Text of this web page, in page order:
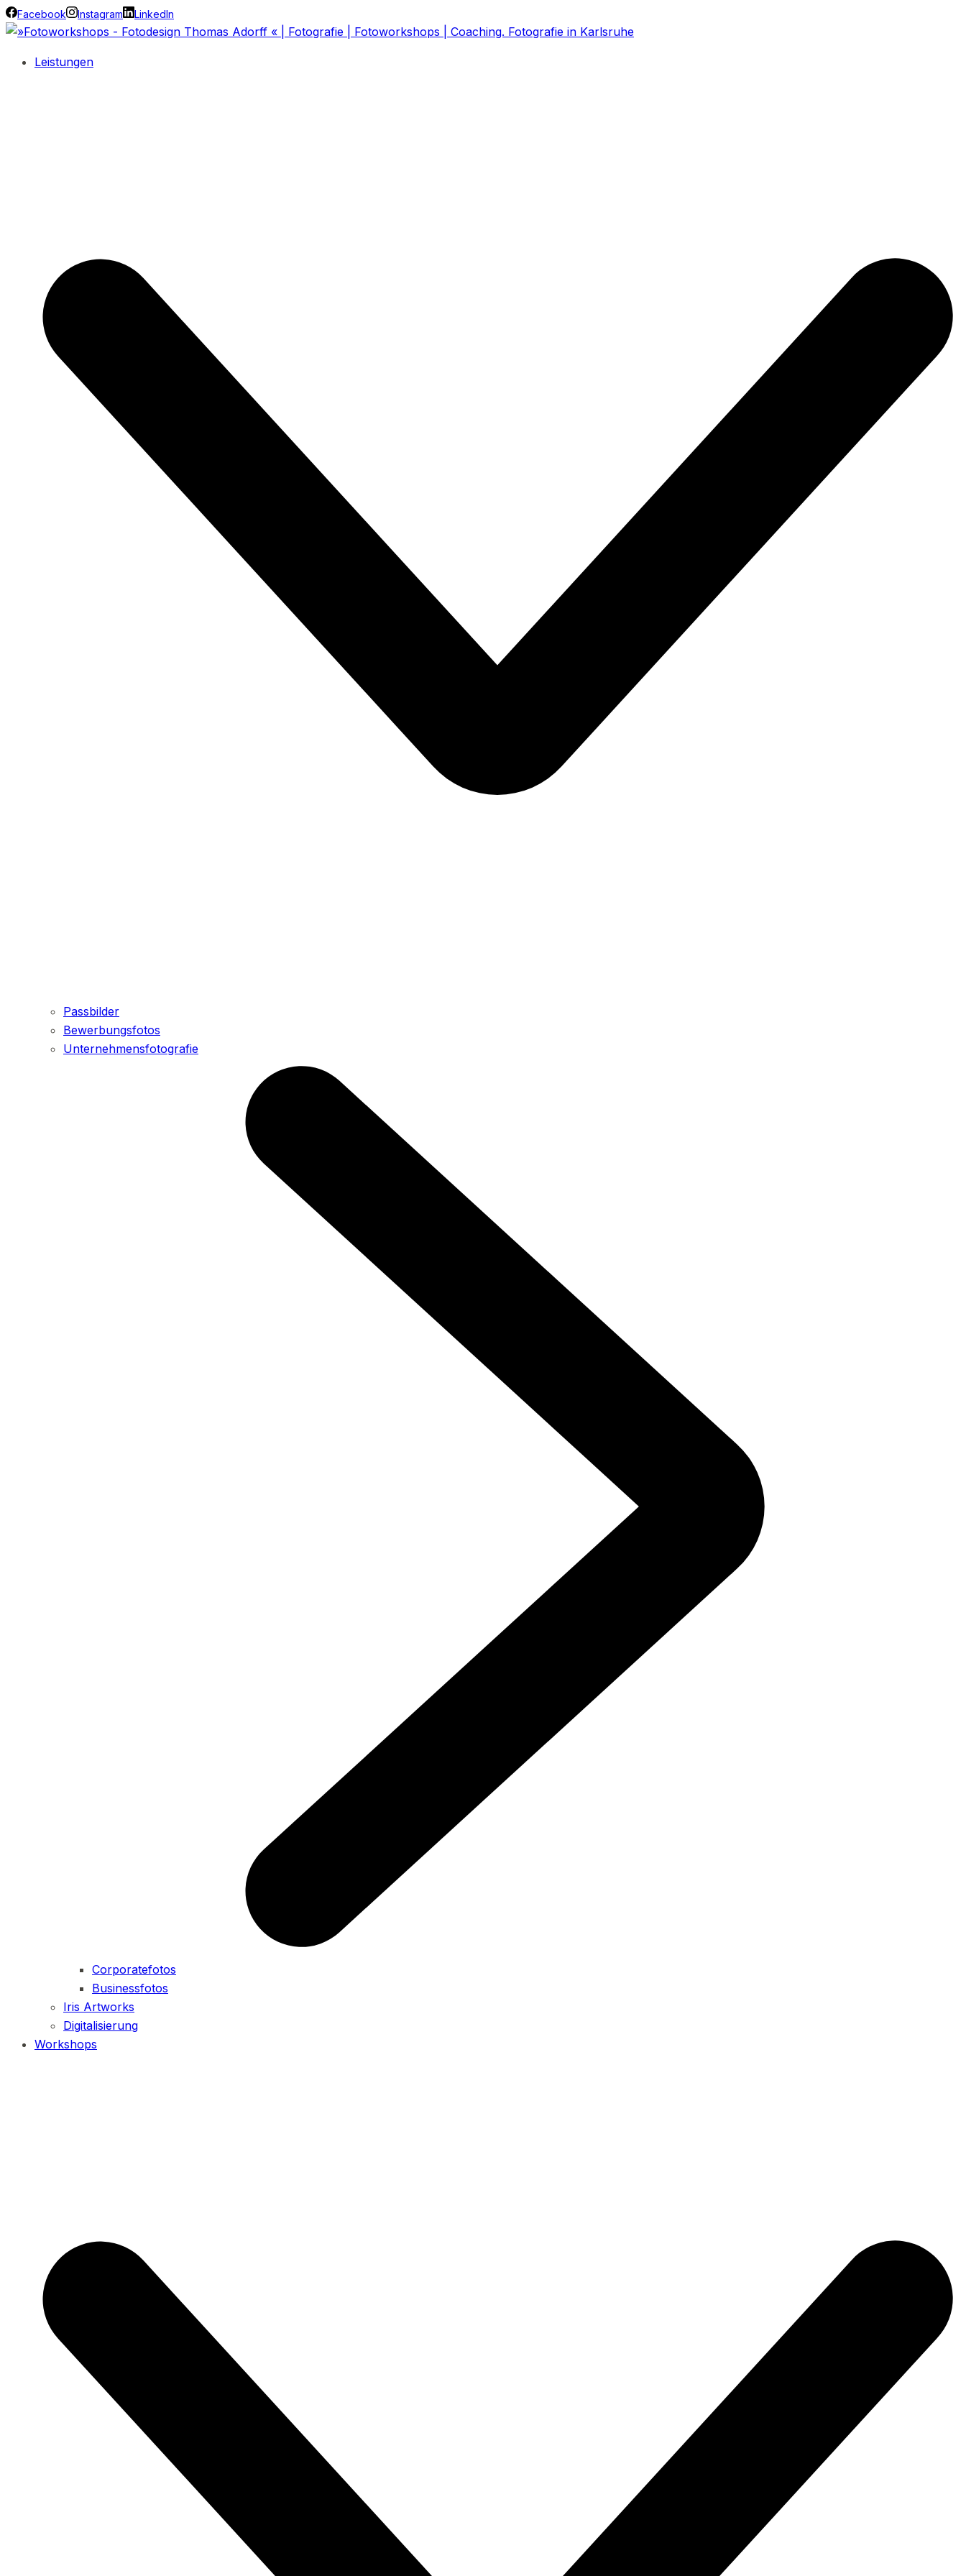
Facebook Instagram LinkedIn
Leistungen
Passbilder
Bewerbungsfotos
Unternehmensfotografie
Corporatefotos
Businessfotos
Iris Artworks
Digitalisierung
Workshops